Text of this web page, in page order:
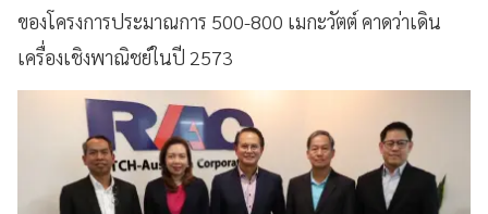
ของโครงการประมาณการ 500-800 เมกะวัตต์ คาดว่าเดิน
เครื่องเชิงพาณิชย์ในปี 2573